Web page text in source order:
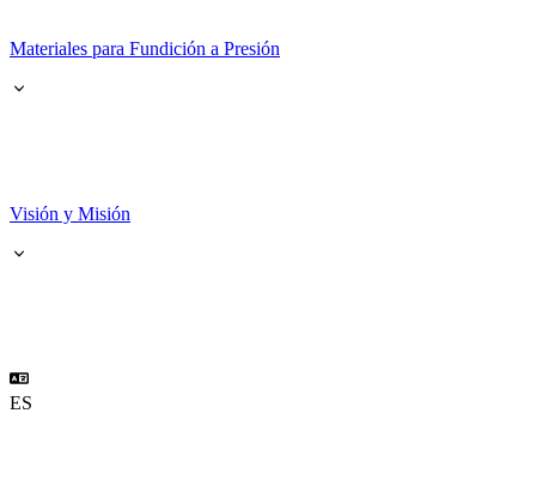
Materiales para Fundición a Presión
Visión y Misión
ES